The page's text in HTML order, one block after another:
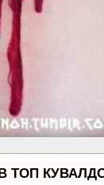
ТОП